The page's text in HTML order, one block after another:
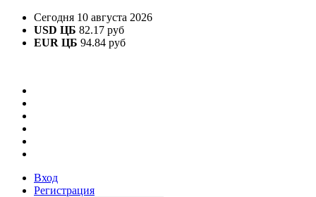
Сегодня 10 августа 2026
USD ЦБ 82.17 руб
EUR ЦБ 94.84 руб
Вход
Регистрация